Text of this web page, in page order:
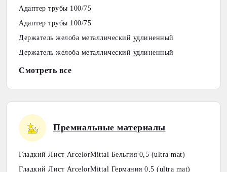
Адаптер трубы 100/75
Адаптер трубы 100/75
Держатель желоба металлический удлиненный
Держатель желоба металлический удлиненный
Смотреть все
Премиальные материалы
Гладкий Лист ArcelorMittal Бельгия 0,5 (ultra mat)
Гладкий Лист ArcelorMittal Германия 0,5 (ultra mat)